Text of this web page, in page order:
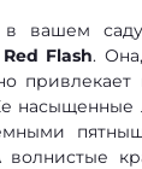
в вашем
Red Flash.
насыщенные
волнистые